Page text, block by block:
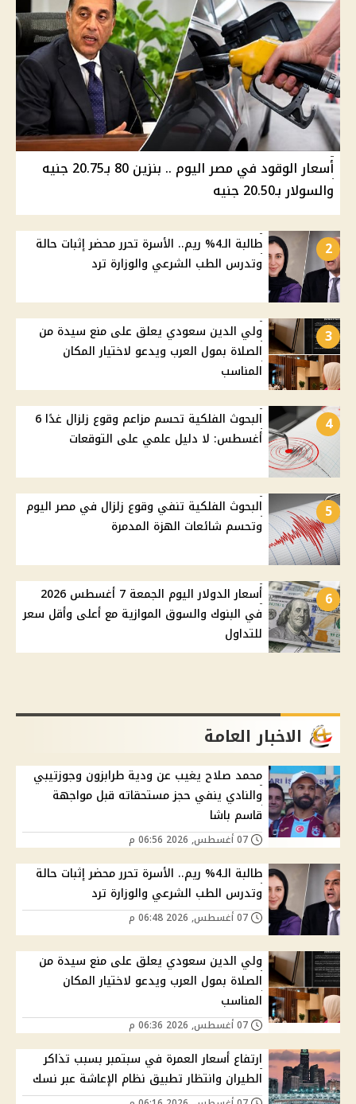
أسعار الوقود في مصر اليوم .. بنزين 80 بـ20.75 جنيه
والسولار بـ20.50 جنيه
2
طالبة الـ4% ريم.. الأسرة تحرر محضر إثبات حالة
وتدرس الطب الشرعي والوزارة ترد
3
ولي الدين سعودي يعلق على منع سيدة من
الصلاة بمول العرب ويدعو لاختيار المكان
المناسب
4
البحوث الفلكية تحسم مزاعم وقوع زلزال غدًا 6
أغسطس: لا دليل علمي على التوقعات
5
البحوث الفلكية تنفي وقوع زلزال في مصر اليوم
وتحسم شائعات الهزة المدمرة
6
أسعار الدولار اليوم الجمعة 7 أغسطس 2026
في البنوك والسوق الموازية مع أعلى وأقل سعر
للتداول
الاخبار العامة
محمد صلاح يغيب عن ودية طرابزون وجوزتيبي
والنادي ينفي حجز مستحقاته قبل مواجهة
قاسم باشا
طالبة الـ4% ريم.. الأسرة تحرر محضر إثبات حالة
وتدرس الطب الشرعي والوزارة ترد
ولي الدين سعودي يعلق على منع سيدة من
الصلاة بمول العرب ويدعو لاختيار المكان
المناسب
ارتفاع أسعار العمرة في سبتمبر بسبب تذاكر
الطيران وانتظار تطبيق نظام الإعاشة عبر نسك